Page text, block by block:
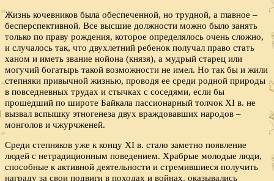
Жизнь кочевников была обеспеченной, но трудной, а главное –
бесперспективной. Все высшие должности можно было занять
только по праву рождения, которое определялось очень сложно,
и случалось так, что двухлетний ребенок получал право стать
ханом и иметь звание нойона (князя), а мудрый старец или
могучий богатырь такой возможности не имел. Но так бы и жили
степняки привычной жизнью, проводя ее среди родной природы
в повседневных трудах и стычках с соседями, если бы
прошедший по широте Байкала пассионарный толчок XI в. не
вызвал вспышку этногенеза двух враждовавших народов –
монголов и чжурчженей.
Среди степняков уже к концу XI в. стало заметно появление
людей с нетрадиционным поведением. Храбрые молодые люди,
способные к активной деятельности и стремившиеся получить
награду за свои подвиги в походах и войнах, оказывались